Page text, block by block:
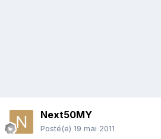
Next50MY
Posté(e) 19 mai 2011